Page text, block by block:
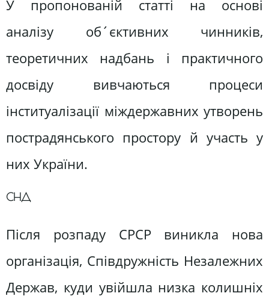
У пропонованій статті на основі
аналізу об´єктивних чинників,
теоретичних надбань і практичного
досвіду вивчаються процеси
інституалізації міждержавних утворень
пострадянського простору й участь у
них України.
СНД
Після розпаду СРСР виникла нова
організація, Співдружність Незалежних
Держав, куди увійшла низка колишніх